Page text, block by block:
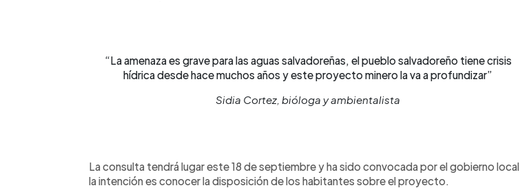
“La amenaza es grave para las aguas salvadoreñas, el pueblo salvadoreño tiene crisis
hídrica desde hace muchos años y este proyecto minero la va a profundizar”
Sidia Cortez, bióloga y ambientalista
La consulta tendrá lugar este 18 de septiembre y ha sido convocada por el gobierno local,
la intención es conocer la disposición de los habitantes sobre el proyecto.